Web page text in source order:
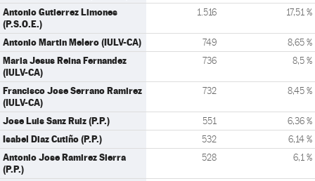
Antonio Gutierrez Limones
(P.S.O.E.)
1.516 17,51 %
Antonio Martin Melero (IULV-CA) 749 8,65 %
Maria Jesus Reina Fernandez
(IULV-CA)
736 8,5 %
Francisco Jose Serrano Ramirez
(IULV-CA)
732 8,45 %
Jose Luis Sanz Ruiz (P.P.) 551 6,36 %
Isabel Diaz Cutiño (P.P.) 532 6,14 %
Antonio Jose Ramirez Sierra
(P.P.)
528 6,1 %